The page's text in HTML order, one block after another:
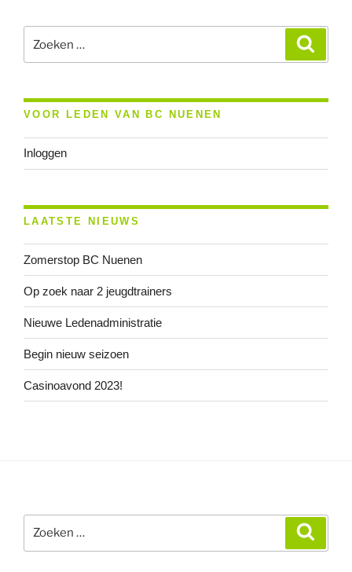
naar:
VOOR LEDEN VAN BC NUENEN
Inloggen
LAATSTE NIEUWS
Zomerstop BC Nuenen
Op zoek naar 2 jeugdtrainers
Nieuwe Ledenadministratie
Begin nieuw seizoen
Casinoavond 2023!
naar: